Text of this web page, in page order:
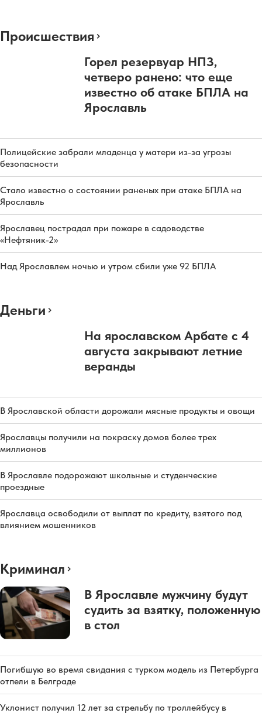
Происшествия
Горел резервуар НПЗ,
четверо ранено: что еще
известно об атаке БПЛА на
Ярославль
Полицейские забрали младенца у матери из-за угрозы
безопасности
Стало известно о состоянии раненых при атаке БПЛА на
Ярославль
Ярославец пострадал при пожаре в садоводстве
«Нефтяник-2»
Над Ярославлем ночью и утром сбили уже 92 БПЛА
Деньги
На ярославском Арбате с 4
августа закрывают летние
веранды
В Ярославской области дорожали мясные продукты и овощи
Ярославцы получили на покраску домов более трех
миллионов
В Ярославле подорожают школьные и студенческие
проездные
Ярославца освободили от выплат по кредиту, взятого под
влиянием мошенников
Криминал
В Ярославле мужчину будут
судить за взятку, положенную
в стол
Погибшую во время свидания с турком модель из Петербурга
отпели в Белграде
Уклонист получил 12 лет за стрельбу по троллейбусу в